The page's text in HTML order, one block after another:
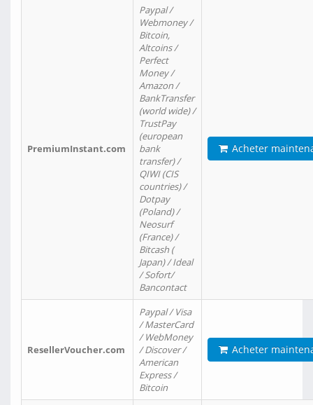
PremiumInstant.com
Paypal /
Webmoney /
Bitcoin,
Altcoins /
Perfect
Money /
Amazon /
BankTransfer
(world wide) /
TrustPay
(european
bank
transfer) /
QIWI (CIS
countries) /
Dotpay
(Poland) /
Neosurf
(France) /
Bitcash (
Japan) / Ideal
/ Sofort/
Bancontact
Acheter
ResellerVoucher.com
Paypal / Visa
/ MasterCard
/ WebMoney
/ Discover /
American
Express /
Bitcoin
Acheter